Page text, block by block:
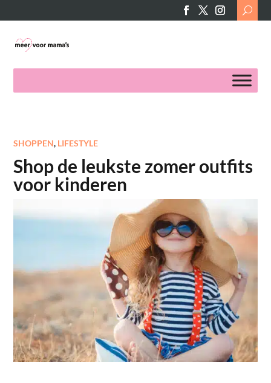
Search
for:
SHOPPEN, LIFESTYLE
Shop de leukste zomer outfits
voor kinderen